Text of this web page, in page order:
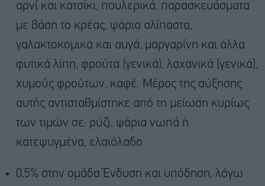
αρνί και κατσίκι, πουλερικά, παρασκευάσματα
με βάση το κρέας, ψάρια αλίπαστα,
γαλακτοκομικά και αυγά, μαργαρίνη και άλλα
φυτικά λίπη, φρούτα (γενικά), λαχανικά (γενικά),
χυμούς φρούτων, καφέ. Μέρος της αύξησης
αυτής αντισταθμίστηκε από τη μείωση κυρίως
των τιμών σε: ρύζι, ψάρια νωπά ή
κατεψυγμένα, ελαιόλαδο.
0,5% στην ομάδα Ένδυση και υπόδηση, λόγω